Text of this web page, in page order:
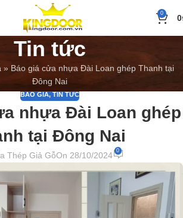
0 0
Tin tức
» Báo giá cửa nhựa Đài Loan ghép Thanh tại
Đông Nai
BÁO GIÁ, TIN TỨC
nhựa Đài Loan ghép
tại Đông Nai
Thép Giả GỗOn 28/10/2024 0